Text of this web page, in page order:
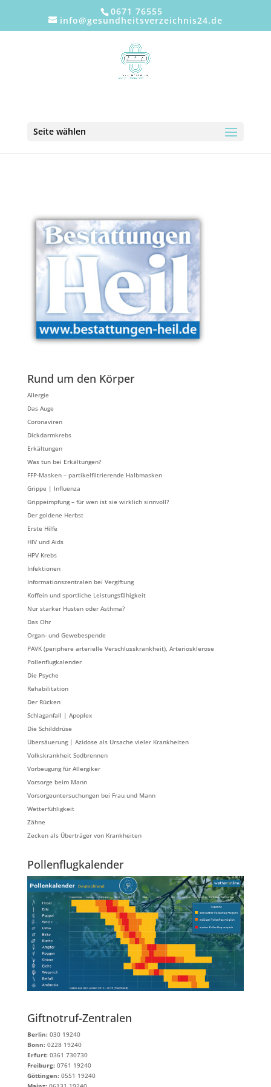
0671 76555
info@gesundheitsverzeichnis24.de
Seite wählen
Rund um den Körper
Allergie
Das Auge
Coronaviren
Dickdarmkrebs
Erkältungen
Was tun bei Erkältungen?
FFP-Masken – partikelfiltrierende Halbmasken
Grippe | Influenza
Grippeimpfung – für wen ist sie wirklich sinnvoll?
Der goldene Herbst
Erste Hilfe
HIV und Aids
HPV Krebs
Infektionen
Informationszentralen bei Vergiftung
Koffein und sportliche Leistungsfähigkeit
Nur starker Husten oder Asthma?
Das Ohr
Organ- und Gewebespende
PAVK (periphere arterielle Verschlusskrankheit), Arteriosklerose
Pollenflugkalender
Die Psyche
Rehabilitation
Der Rücken
Schlaganfall | Apoplex
Die Schilddrüse
Übersäuerung | Azidose als Ursache vieler Krankheiten
Volkskrankheit Sodbrennen
Vorbeugung für Allergiker
Vorsorge beim Mann
Vorsorgeuntersuchungen bei Frau und Mann
Wetterfühligkeit
Zähne
Zecken als Überträger von Krankheiten
Pollenflugkalender
Giftnotruf-Zentralen
Berlin:030 19240
Bonn:0228 19240
Erfurt:0361 730730
Freiburg:0761 19240
Göttingen:0551 19240